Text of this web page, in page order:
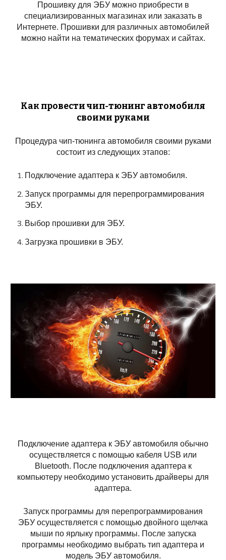
Прошивку для ЭБУ можно приобрести в
специализированных магазинах или заказать в
Интернете. Прошивки для различных автомобилей
можно найти на тематических форумах и сайтах.
Как провести чип-тюнинг автомобиля
своими руками
Процедура чип-тюнинга автомобиля своими руками
состоит из следующих этапов:
Подключение адаптера к ЭБУ автомобиля.
Запуск программы для перепрограммирования
ЭБУ.
Выбор прошивки для ЭБУ.
Загрузка прошивки в ЭБУ.
Подключение адаптера к ЭБУ автомобиля обычно
осуществляется с помощью кабеля USB или
Bluetooth. После подключения адаптера к
компьютеру необходимо установить драйверы для
адаптера.
Запуск программы для перепрограммирования
ЭБУ осуществляется с помощью двойного щелчка
мыши по ярлыку программы. После запуска
программы необходимо выбрать тип адаптера и
модель ЭБУ автомобиля.